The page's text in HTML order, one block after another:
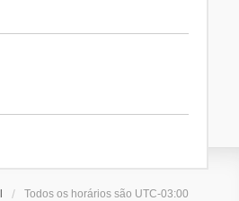
Todos os horários são UTC-03:00